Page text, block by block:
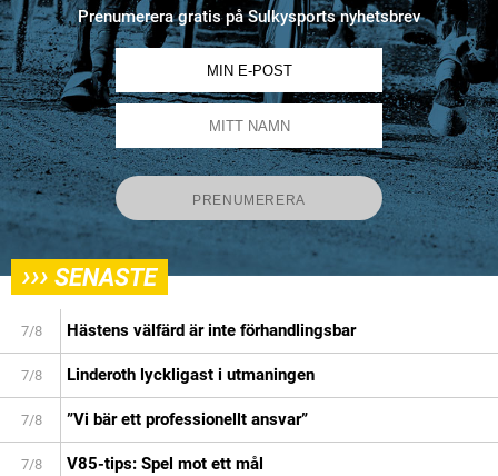
Prenumerera gratis på Sulkysports nyhetsbrev
››› SENASTE
7/8 Hästens välfärd är inte förhandlingsbar
7/8 Linderoth lyckligast i utmaningen
7/8 ”Vi bär ett professionellt ansvar”
7/8 V85-tips: Spel mot ett mål